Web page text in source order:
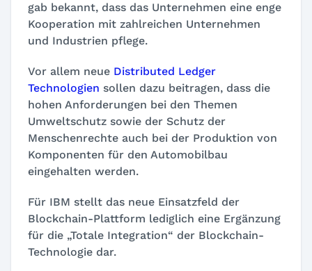
gab bekannt, dass das Unternehmen eine enge
Kooperation mit zahlreichen Unternehmen
und Industrien pflege.
Vor allem neue Distributed Ledger
Technologien sollen dazu beitragen, dass die
hohen Anforderungen bei den Themen
Umweltschutz sowie der Schutz der
Menschenrechte auch bei der Produktion von
Komponenten für den Automobilbau
eingehalten werden.
Für IBM stellt das neue Einsatzfeld der
Blockchain-Plattform lediglich eine Ergänzung
für die „Totale Integration“ der Blockchain-
Technologie dar.